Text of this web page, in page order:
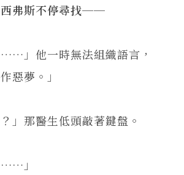
弗斯不停尋找──
」他一時無法組織語言，
惡夢。」
那醫生低頭敲著鍵盤。
」